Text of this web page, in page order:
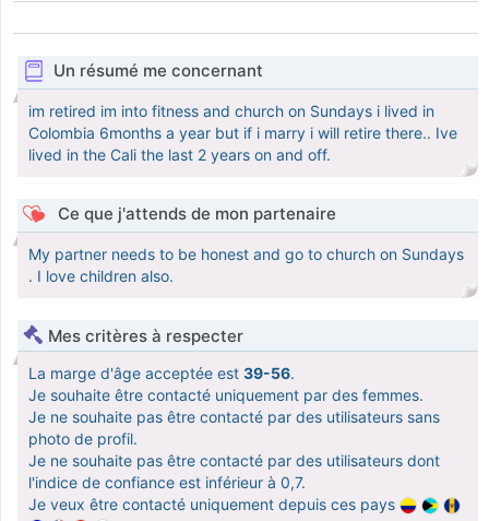
Un résumé me concernant
im retired im into fitness and church on Sundays i lived in
Colombia 6months a year but if i marry i will retire there.. Ive
lived in the Cali the last 2 years on and off.
Ce que j'attends de mon partenaire
My partner needs to be honest and go to church on Sundays
. I love children also.
Mes critères à respecter
La marge d'âge acceptée est 39-56.
Je souhaite être contacté uniquement par des femmes.
Je ne souhaite pas être contacté par des utilisateurs sans
photo de profil.
Je ne souhaite pas être contacté par des utilisateurs dont
l'indice de confiance est inférieur à 0,7.
Je veux être contacté uniquement depuis ces pays